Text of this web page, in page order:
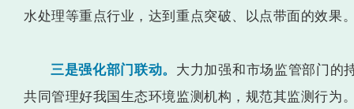
水处理等重点行业，达到重点突破、以点带面的效果
三是强化部门联动。 大力加强和市场监管部门的
共同管理好我国生态环境监测机构，规范其监测行为